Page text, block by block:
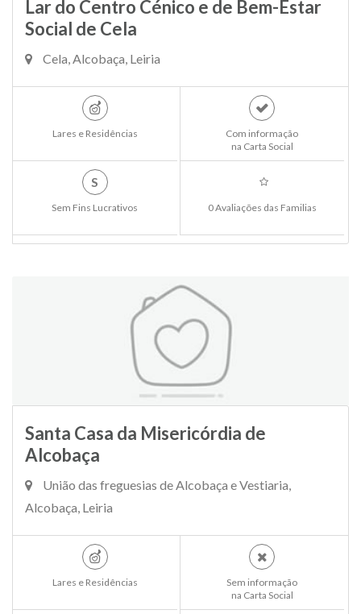
Lar do Centro Cénico e de Bem-Estar
Social de Cela
Cela, Alcobaça, Leiria
Lares e Residências
Com informação
na Carta Social
S
Sem Fins Lucrativos 0 Avaliações das Familias
Santa Casa da Misericórdia de
Alcobaça
União das freguesias de Alcobaça e Vestiaria,
Alcobaça, Leiria
Lares e Residências
Sem informação
na Carta Social